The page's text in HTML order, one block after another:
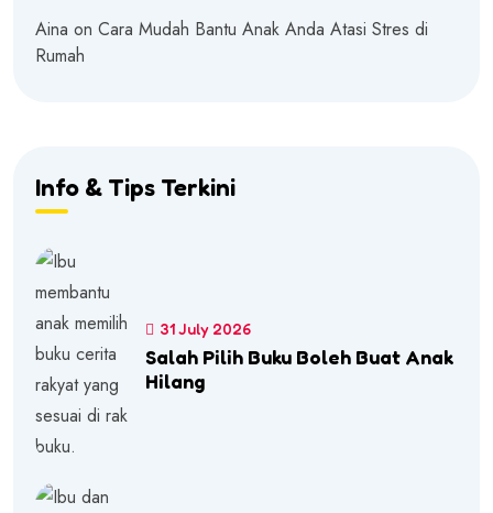
Aina on Cara Mudah Bantu Anak Anda Atasi Stres di
Rumah
Info & Tips Terkini
31 July 2026
Salah Pilih Buku Boleh Buat Anak
Hilang